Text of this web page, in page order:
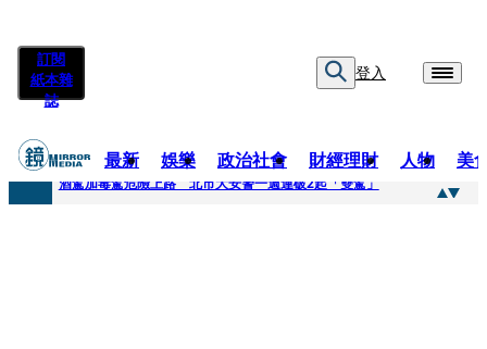
訂閱
紙本雜
誌
登入
最新 娛樂 政治社會 財經理財 人物 美
快訊
酒駕加毒駕危險上路 北市大安警一週連破2起「雙駕」